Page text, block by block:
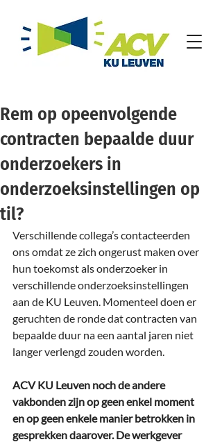
Rem op opeenvolgende
contracten bepaalde duur
onderzoekers in
onderzoeksinstellingen op
til?
Verschillende collega’s contacteerden
ons omdat ze zich ongerust maken over
hun toekomst als onderzoeker in
verschillende onderzoeksinstellingen
aan de KU Leuven. Momenteel doen er
geruchten de ronde dat contracten van
bepaalde duur na een aantal jaren niet
langer verlengd zouden worden.
ACV KU Leuven noch de andere
vakbonden zijn op geen enkel moment
en op geen enkele manier betrokken in
gesprekken daarover. De werkgever